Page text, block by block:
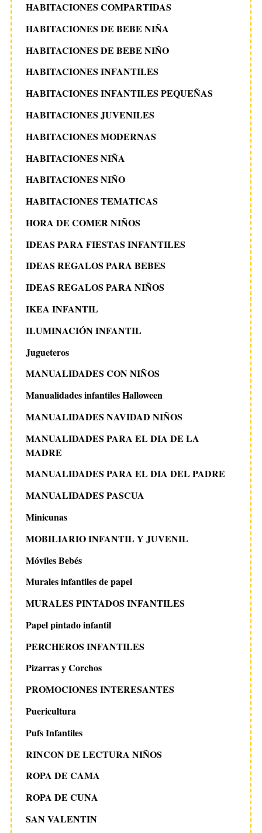
HABITACIONES COMPARTIDAS
HABITACIONES DE BEBE NIÑA
HABITACIONES DE BEBE NIÑO
HABITACIONES INFANTILES
HABITACIONES INFANTILES PEQUEÑAS
HABITACIONES JUVENILES
HABITACIONES MODERNAS
HABITACIONES NIÑA
HABITACIONES NIÑO
HABITACIONES TEMATICAS
HORA DE COMER NIÑOS
IDEAS PARA FIESTAS INFANTILES
IDEAS REGALOS PARA BEBES
IDEAS REGALOS PARA NIÑOS
IKEA INFANTIL
ILUMINACIÓN INFANTIL
Jugueteros
MANUALIDADES CON NIÑOS
Manualidades infantiles Halloween
MANUALIDADES NAVIDAD NIÑOS
MANUALIDADES PARA EL DIA DE LA
MADRE
MANUALIDADES PARA EL DIA DEL PADRE
MANUALIDADES PASCUA
Minicunas
MOBILIARIO INFANTIL Y JUVENIL
Móviles Bebés
Murales infantiles de papel
MURALES PINTADOS INFANTILES
Papel pintado infantil
PERCHEROS INFANTILES
Pizarras y Corchos
PROMOCIONES INTERESANTES
Puericultura
Pufs Infantiles
RINCON DE LECTURA NIÑOS
ROPA DE CAMA
ROPA DE CUNA
SAN VALENTIN